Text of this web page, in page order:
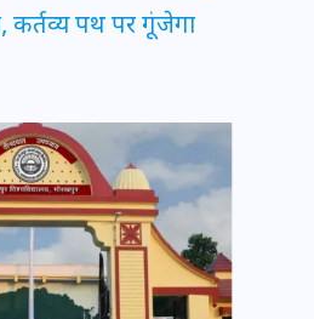
कर्तव्य पथ पर गूंजेगा